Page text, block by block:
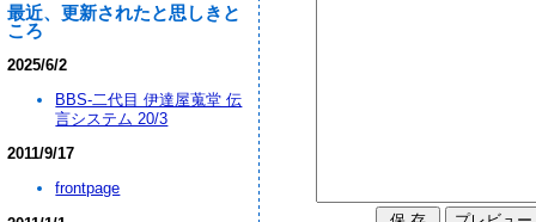
最近、更新されたと思しきと
ころ
2025/6/2
BBS-二代目 伊達屋蒐堂 伝
言システム 20/3
2011/9/17
frontpage